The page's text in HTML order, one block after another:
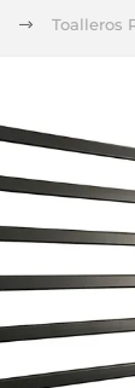
Toalleros